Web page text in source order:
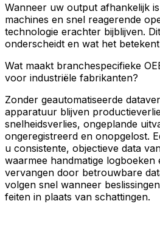
Wanneer uw output afhankelijk
machines en snel reagerende
technologie erachter bijblijven.
onderscheidt en wat het
Wat maakt branchespecifieke
voor industriële fabrikanten?
Zonder geautomatiseerde
apparatuur blijven
snelheidsverlies, ongeplande
ongeregistreerd en onopgelost.
u consistente, objectieve data
waarmee handmatige
vervangen door betrouwbare
volgen snel wanneer
feiten in plaats van schattingen.